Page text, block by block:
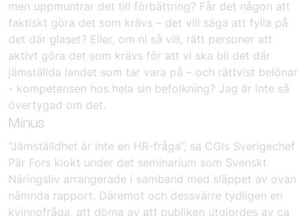
men uppmuntrar det till förbättring? Får det någon att
faktiskt göra det som krävs – det vill säga att fylla på
det där glaset? Eller, om ni så vill, rätt personer att
aktivt göra det som krävs för att vi ska bli det där
jämställda landet som tar vara på – och rättvist belönar
- kompetensen hos hela sin befolkning? Jag är inte så
övertygad om det.
Minus
”Jämställdhet är inte en HR-fråga”, sa CGIs Sverigechef
Pär Fors klokt under det seminarium som Svenskt
Näringsliv arrangerade i samband med släppet av ovan
nämnda rapport. Däremot och dessvärre tydligen en
kvinnofråga, att döma av att publiken utgjordes av ca